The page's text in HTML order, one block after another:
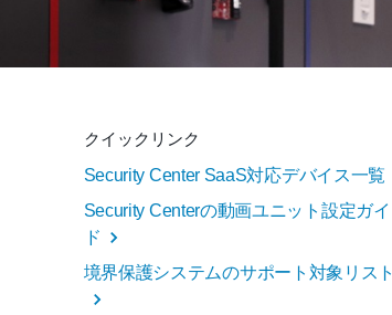
クイックリンク
Security Center SaaS対応デバイス一覧
Security Centerの動画ユニット設定ガイ
ド
境界保護システムのサポート対象リスト